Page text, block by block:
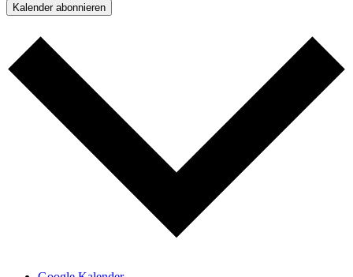
Kalender abonnieren